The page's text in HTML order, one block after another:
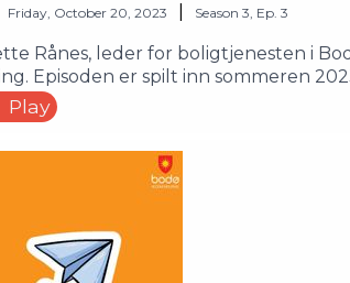
Friday, October 20, 2023 Season 3 Ep. 3
Rånes, leder for boligtjenesten i
Episoden er spilt inn sommeren
Play